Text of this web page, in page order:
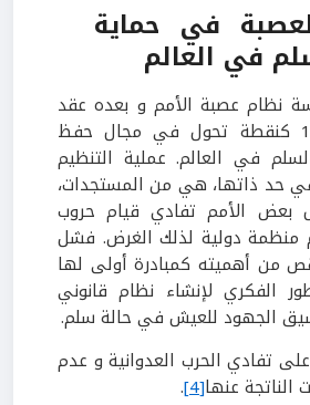
في حماية
في العالم
نظام عصبة الأمم و بعده عقد
باريس لعام 1928 كنقطة تحول في مجال حفظ
في العالم. عملية التنظيم
حد ذاتها، هي من المستجدات،
بعض الأمم تفادي قيام حروب
منظمة دولية لذلك الغرض. فشل
من أهميته كمبادرة أولى لها
الفكري لإنشاء نظام قانوني
الجهود للعيش في حالة سلم.
تفادي الحرب العدوانية و عدم
الناتجة عنها[4]
.